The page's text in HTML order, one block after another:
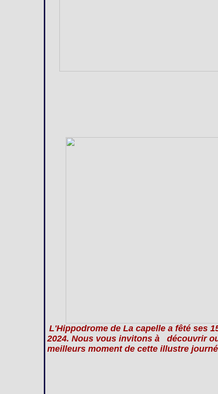
L'Hippodrome de La capelle a fêté ses
2024. Nous vous invitons à découvrir
meilleurs moment de cette illustre